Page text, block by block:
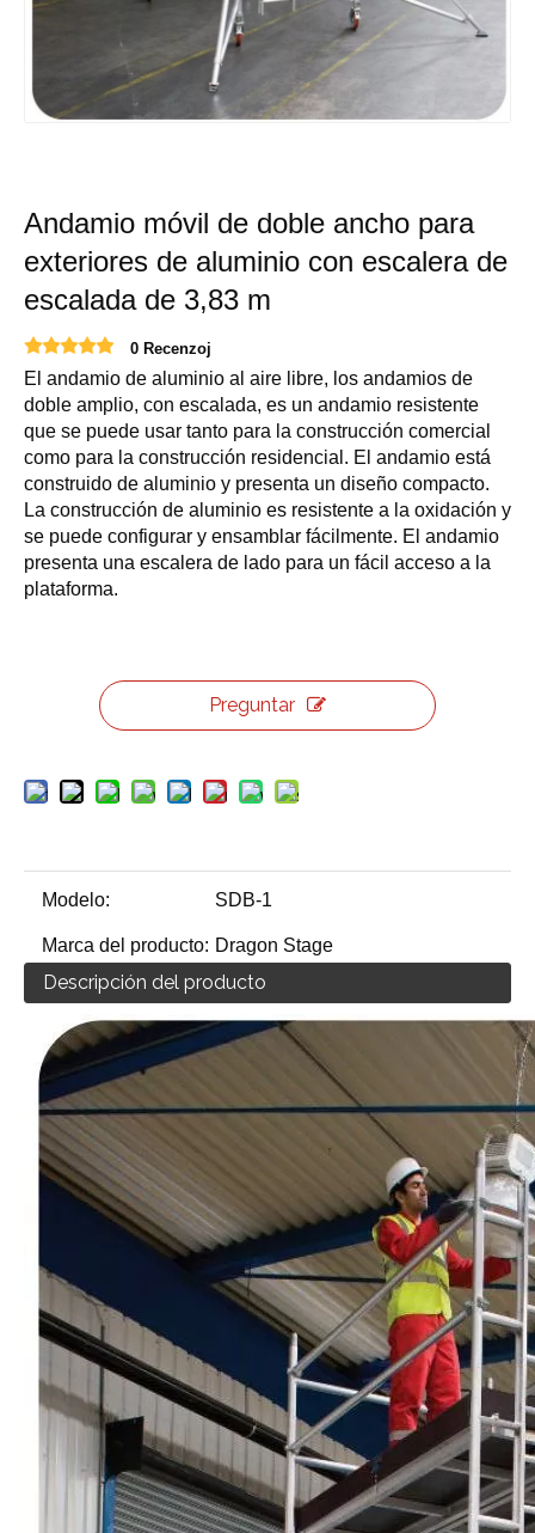
Andamio móvil de doble ancho para
exteriores de aluminio con escalera de
escalada de 3,83 m
0 Recenzoj
El andamio de aluminio al aire libre, los andamios de
doble amplio, con escalada, es un andamio resistente
que se puede usar tanto para la construcción comercial
como para la construcción residencial. El andamio está
construido de aluminio y presenta un diseño compacto.
La construcción de aluminio es resistente a la oxidación y
se puede configurar y ensamblar fácilmente. El andamio
presenta una escalera de lado para un fácil acceso a la
plataforma.
Preguntar
Modelo: SDB-1
Marca del producto: Dragon Stage
Descripción del producto